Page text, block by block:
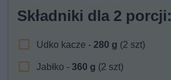
Składniki dla 2 porcji:
Udko kacze -280 g (2 szt)
Jabłko -360 g (2 szt)